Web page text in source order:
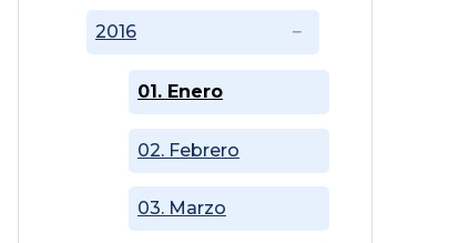
2016
01. Enero
02. Febrero
03. Marzo